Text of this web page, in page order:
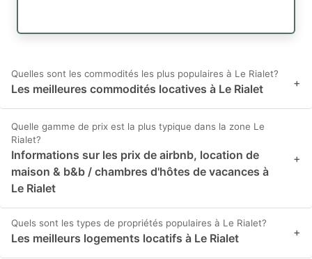
Quelles sont les commodités les plus populaires à Le Rialet?
Les meilleures commodités locatives à Le Rialet +
Quelle gamme de prix est la plus typique dans la zone Le
Rialet?
Informations sur les prix de airbnb, location de
maison & b&b / chambres d'hôtes de vacances à
Le Rialet
+
Quels sont les types de propriétés populaires à Le Rialet?
Les meilleurs logements locatifs à Le Rialet +